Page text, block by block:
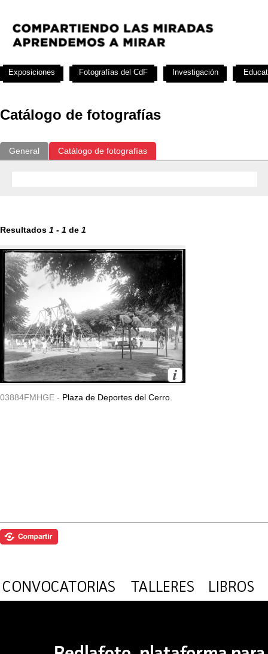
Catálogo de fotografías
General Catálogo de fotografías
Resultados 1 - 1 de 1
03884FMHGE - Plaza de Deportes del Cerro.
Exposiciones Fotografías del CdF Investigación